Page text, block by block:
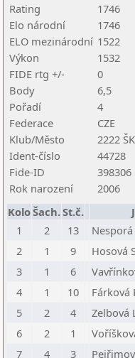
Rating
1746
Elo národní
1746
ELO mezinárodní 1522
Výkon
1532
FIDE rtg +/-
0
Body
6,5
Pořadí
4
Federace
CZE
Klub/Město
2222
Ident-číslo
44728
Fide-ID
398306
Rok narození
2006
KoloŠach.St.č.
1
2 13 Nesporá
2
1 9 Hosová
3
1 6
4
1 10 Fárková
5
2 4 Zelbová
6
2 1
7
4 3